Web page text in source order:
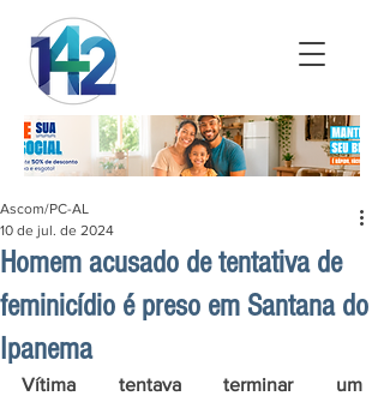
Homem acusado de tentativa de
feminicídio é preso em Santana do
Ipanema
Ascom/PC-AL
10 de jul. de 2024
Vítima tentava terminar um